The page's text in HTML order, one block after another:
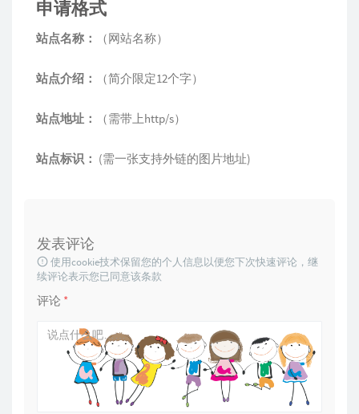
申请格式
站点名称： （网站名称）
站点介绍： （简介限定12个字）
站点地址： （需带上http/s）
站点标识： (需一张支持外链的图片地址)
发表评论
使用cookie技术保留您的个人信息以便您下次快速评论，继
续评论表示您已同意该条款
评论 *